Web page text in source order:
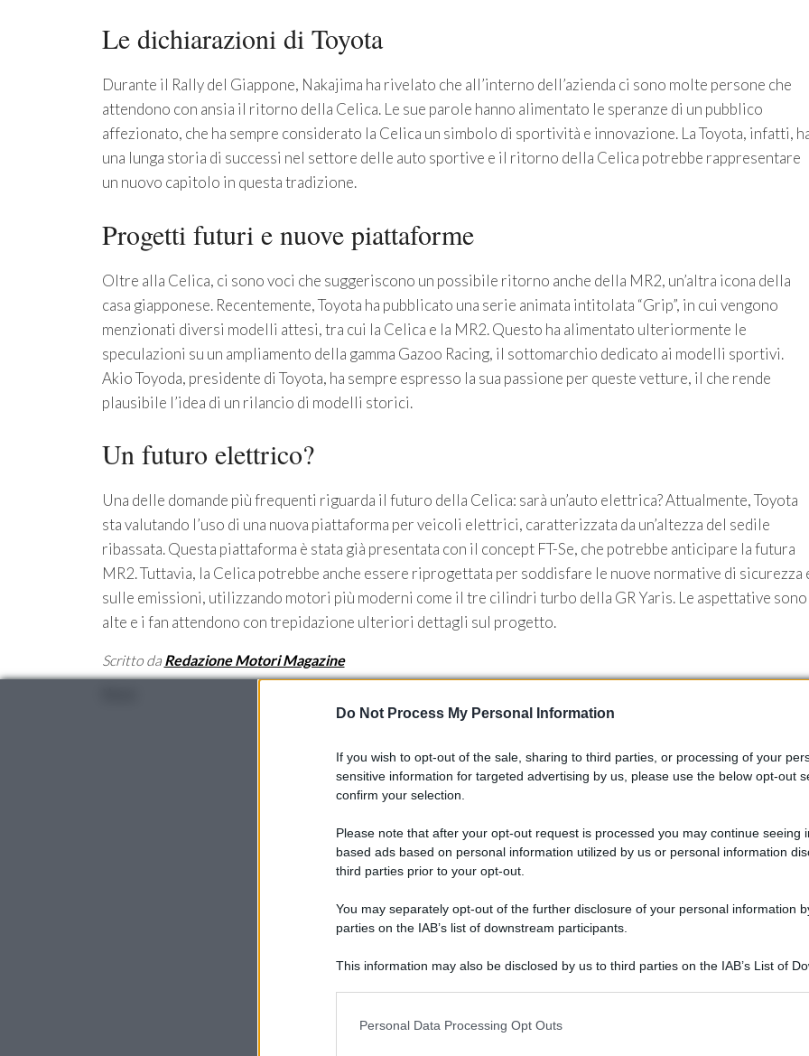
Do Not Process My Personal Information
If you wish to opt-out of the sale, sharing to third parties, or processing of your
sensitive information for targeted advertising by us, please use the below opt-out
confirm your selection.
Please note that after your opt-out request is processed you may continue seeing
based ads based on personal information utilized by us or personal information
third parties prior to your opt-out.
You may separately opt-out of the further disclosure of your personal information
parties on the IAB’s list of downstream participants.
This information may also be disclosed by us to third parties on the IAB’s List of
information including but not limited to your visit or usage behaviour. You may
Personal Data Processing Opt Outs
Le dichiarazioni di Toyota
Durante il Rally del Giappone, Nakajima ha rivelato che all’interno dell’azienda ci sono molte persone che
attendono con ansia il ritorno della Celica. Le sue parole hanno alimentato le speranze di un pubblico
affezionato, che ha sempre considerato la Celica un simbolo di sportività e innovazione. La Toyota, infatti,
una lunga storia di successi nel settore delle auto sportive e il ritorno della Celica potrebbe rappresentare
un nuovo capitolo in questa tradizione.
Progetti futuri e nuove piattaforme
Oltre alla Celica, ci sono voci che suggeriscono un possibile ritorno anche della MR2, un’altra icona della
casa giapponese. Recentemente, Toyota ha pubblicato una serie animata intitolata “Grip”, in cui vengono
menzionati diversi modelli attesi, tra cui la Celica e la MR2. Questo ha alimentato ulteriormente le
speculazioni su un ampliamento della gamma Gazoo Racing, il sottomarchio dedicato ai modelli sportivi.
Akio Toyoda, presidente di Toyota, ha sempre espresso la sua passione per queste vetture, il che rende
plausibile l’idea di un rilancio di modelli storici.
Un futuro elettrico?
Una delle domande più frequenti riguarda il futuro della Celica: sarà un’auto elettrica? Attualmente, Toyota
sta valutando l’uso di una nuova piattaforma per veicoli elettrici, caratterizzata da un’altezza del sedile
ribassata. Questa piattaforma è stata già presentata con il concept FT-Se, che potrebbe anticipare la futura
MR2. Tuttavia, la Celica potrebbe anche essere riprogettata per soddisfare le nuove normative di sicurezza
sulle emissioni, utilizzando motori più moderni come il tre cilindri turbo della GR Yaris. Le aspettative sono
alte e i fan attendono con trepidazione ulteriori dettagli sul progetto.
Scritto da Redazione Motori Magazine